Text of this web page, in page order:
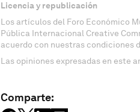
Licencia y republicación
Los artículos del Foro Económico
Pública Internacional Creative
acuerdo con nuestras condiciones
Las opiniones expresadas en este
Comparte: